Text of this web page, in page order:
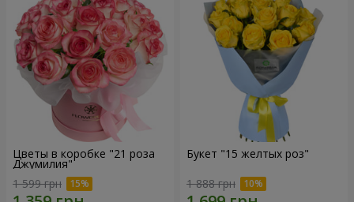
Цветы в коробке "21 роза
Джумилия"
1 599 грн
Букет "15 желтых роз"
1 888 грн